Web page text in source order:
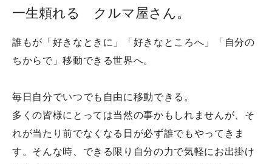
免許返納で悩んでいらっしゃる方へ
電動モビリティ（一般向け）
シニアカー（免許必要なし）
お客様からの声
一生頼れる クルマ屋さん。
誰もが「好きなときに」「好きなところへ」「自分の
ちからで」移動できる世界へ。
毎日自分でいつでも自由に移動できる。
多くの皆様にとっては当然の事かもしれませんが、そ
れが当たり前でなくなる日が必ず誰でもやってきま
す。そんな時、できる限り自分の力で気軽にお出掛け